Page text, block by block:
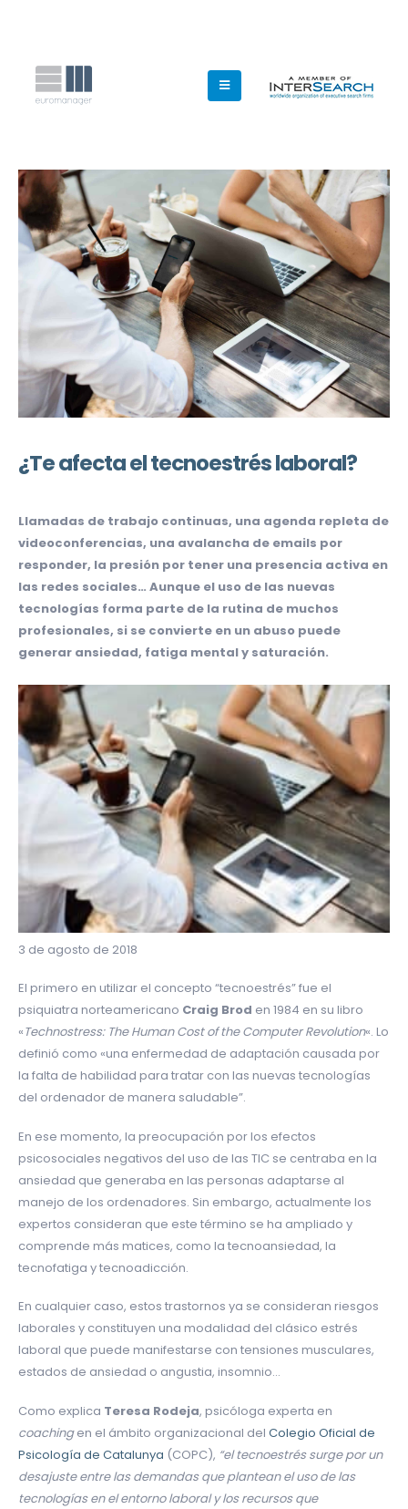
¿Te afecta el tecnoestrés laboral?
Llamadas de trabajo continuas, una agenda repleta de
videoconferencias, una avalancha de emails por
responder, la presión por tener una presencia activa en
las redes sociales… Aunque el uso de las nuevas
tecnologías forma parte de la rutina de muchos
profesionales, si se convierte en un abuso puede
generar ansiedad, fatiga mental y saturación.
3 de agosto de 2018
El primero en utilizar el concepto “tecnoestrés” fue el
psiquiatra norteamericano Craig Brod en 1984 en su libro
«Technostress: The Human Cost of the Computer Revolution«. Lo
definió como «una enfermedad de adaptación causada por
la falta de habilidad para tratar con las nuevas tecnologías
del ordenador de manera saludable”.
En ese momento, la preocupación por los efectos
psicosociales negativos del uso de las TIC se centraba en la
ansiedad que generaba en las personas adaptarse al
manejo de los ordenadores. Sin embargo, actualmente los
expertos consideran que este término se ha ampliado y
comprende más matices, como la tecnoansiedad, la
tecnofatiga y tecnoadicción.
En cualquier caso, estos trastornos ya se consideran riesgos
laborales y constituyen una modalidad del clásico estrés
laboral que puede manifestarse con tensiones musculares,
estados de ansiedad o angustia, insomnio…
Como explica Teresa Rodeja, psicóloga experta en
coachingen el ámbito organizacional del Colegio Oficial de
Psicología de Catalunya (COPC), “el tecnoestrés surge por un
desajuste entre las demandas que plantean el uso de las
tecnologías en el entorno laboral y los recursos que